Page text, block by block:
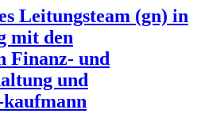
Leitungsteam (gn) in
mit den
Finanz- und
und